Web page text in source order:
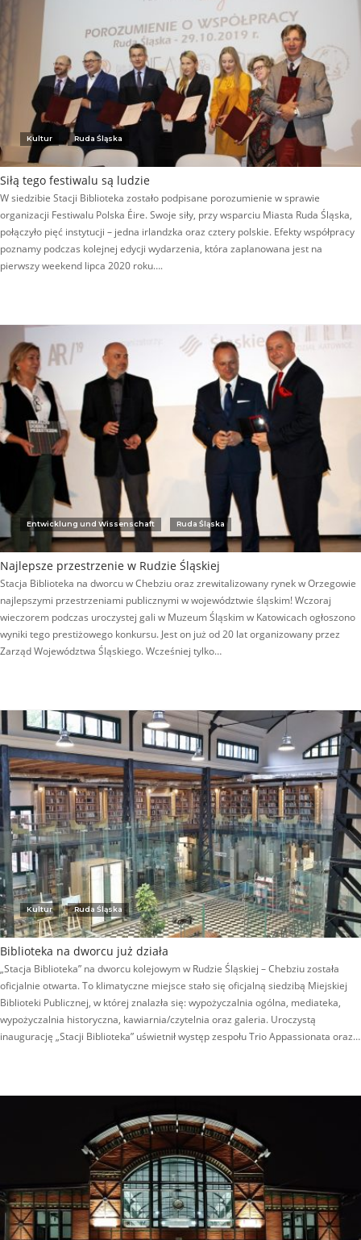
Kultur Ruda Śląska
Siłą tego festiwalu są ludzie
W siedzibie Stacji Biblioteka zostało podpisane porozumienie w sprawie
organizacji Festiwalu Polska Éire. Swoje siły, przy wsparciu Miasta Ruda Śląska,
połączyło pięć instytucji – jedna irlandzka oraz cztery polskie. Efekty współpracy
poznamy podczas kolejnej edycji wydarzenia, która zaplanowana jest na
pierwszy weekend lipca 2020 roku….
Entwicklung und Wissenschaft Ruda Śląska
Najlepsze przestrzenie w Rudzie Śląskiej
Stacja Biblioteka na dworcu w Chebziu oraz zrewitalizowany rynek w Orzegowie
najlepszymi przestrzeniami publicznymi w województwie śląskim! Wczoraj
wieczorem podczas uroczystej gali w Muzeum Śląskim w Katowicach ogłoszono
wyniki tego prestiżowego konkursu. Jest on już od 20 lat organizowany przez
Zarząd Województwa Śląskiego. Wcześniej tylko…
Kultur Ruda Śląska
Biblioteka na dworcu już działa
„Stacja Biblioteka” na dworcu kolejowym w Rudzie Śląskiej – Chebziu została
oficjalnie otwarta. To klimatyczne miejsce stało się oficjalną siedzibą Miejskiej
Biblioteki Publicznej, w której znalazła się: wypożyczalnia ogólna, mediateka,
wypożyczalnia historyczna, kawiarnia/czytelnia oraz galeria. Uroczystą
inaugurację „Stacji Biblioteka” uświetnił występ zespołu Trio Appassionata oraz…